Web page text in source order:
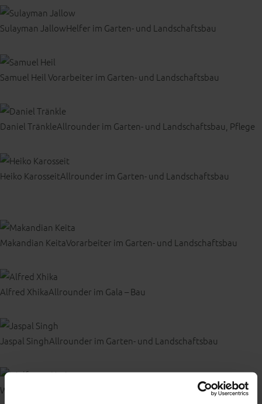
Sulayman JallowHelfer im Garten- und Landschaftsbau
Samuel HeilVorarbeiter im Garten- und Landschaftsbau
Daniel TränkleAllrounder im Garten- und Landschaftsbau, Pflege
Heiko KarosseitAllrounder im Garten- und Landschaftsbau
Makandian KeitaVorarbeiter im Garten- und Landschaftsbau
Alfred XhikaAllrounder im Gala – Bau
Jaspal SinghAllrounder im Garten- und Landschaftsbau
Wolfgang Häringer Zuarbeit in Pflanz- und Pflegekolonne